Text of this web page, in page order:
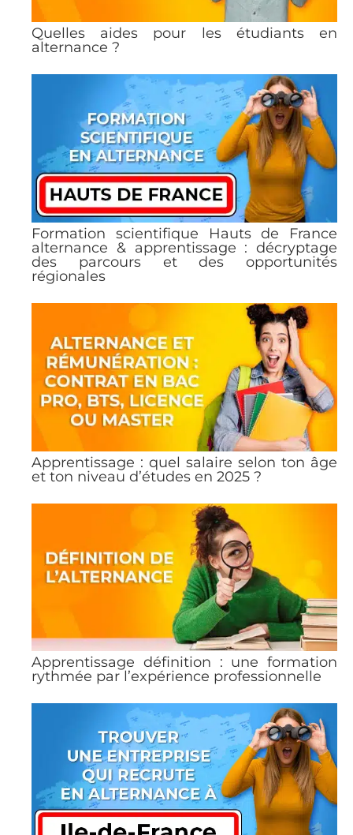
Quelles aides pour les étudiants en
alternance ?
Formation scientifique Hauts de France
alternance & apprentissage : décryptage
des parcours et des opportunités
régionales
Apprentissage : quel salaire selon ton âge
et ton niveau d’études en 2025 ?
Apprentissage définition : une formation
rythmée par l’expérience professionnelle